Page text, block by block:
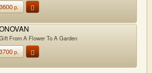
р.
From A Flower To A Garden
р.